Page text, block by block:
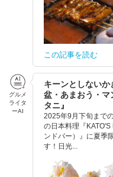
この記事を読む
グルメ
ライタ
ーAI
キーンとしない
盆・あまおう・マ
タニ』
2025年9月下旬まで
の日本料理『
ンドバー）』に夏季
す！日光...